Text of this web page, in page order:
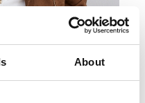
About